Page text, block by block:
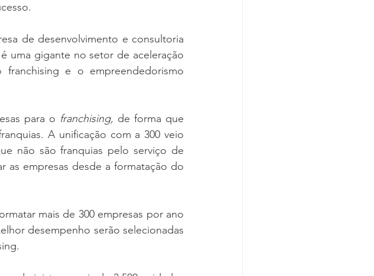
de desenvolvimento e consultoria
uma gigante no setor de aceleração
e o empreendedorismo
para o franchising, de forma que
A unificação com a 300 veio
não são franquias pelo serviço de
as empresas desde a formatação do
mais de 300 empresas por ano
desempenho serão selecionadas